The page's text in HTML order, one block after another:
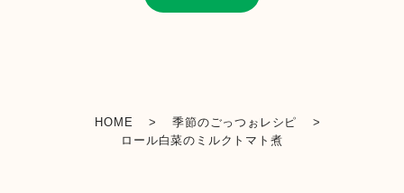
HOME > 季節のごっつぉレシピ
>
ロール白菜のミルクトマト煮